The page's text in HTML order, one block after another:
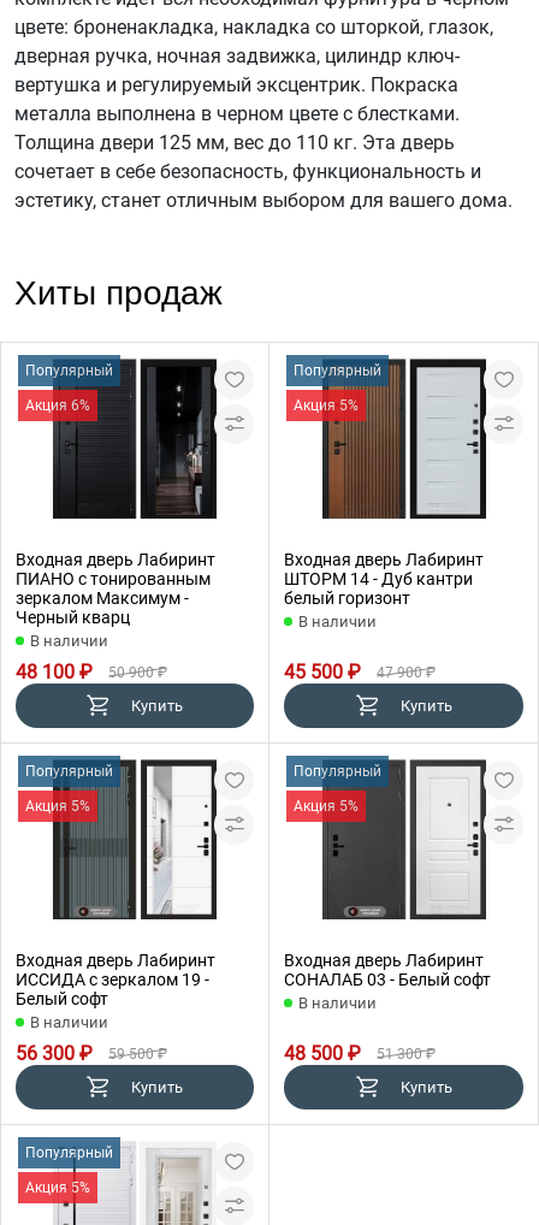
цвете: броненакладка, накладка со шторкой, глазок,
дверная ручка, ночная задвижка, цилиндр ключ-
вертушка и регулируемый эксцентрик. Покраска
металла выполнена в черном цвете с блестками.
Толщина двери 125 мм, вес до 110 кг. Эта дверь
сочетает в себе безопасность, функциональность и
эстетику, станет отличным выбором для вашего дома.
Хиты продаж
Популярный
Акция 6%
Входная дверь Лабиринт
ПИАНО с тонированным
зеркалом Максимум -
Черный кварц
В наличии
48 100 ₽ 50 900 ₽
Купить
Популярный
Акция 5%
Входная дверь Лабиринт
ШТОРМ 14 - Дуб кантри
белый горизонт
В наличии
45 500 ₽ 47 900 ₽
Купить
Популярный
Акция 5%
Входная дверь Лабиринт
ИССИДА с зеркалом 19 -
Белый софт
В наличии
56 300 ₽ 59 500 ₽
Купить
Популярный
Акция 5%
Входная дверь Лабиринт
СОНАЛАБ 03 - Белый софт
В наличии
48 500 ₽ 51 300 ₽
Купить
Популярный
Акция 5%